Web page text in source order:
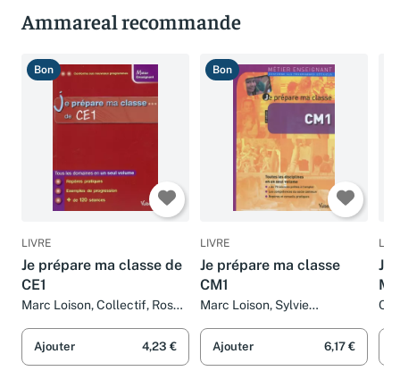
Ammareal recommande
Bon
LIVRE
Je prépare ma classe de
CE1
Marc Loison, Collectif, Rose-
Bouquillon et Sylvie
Considère
Ajouter 4,23 €
Bon
LIVRE
Je prépare ma classe
CM1
Marc Loison, Sylvie
Delplace, Brigitte Faure-
Vialle et Collectif
Ajouter 6,17 €
Je